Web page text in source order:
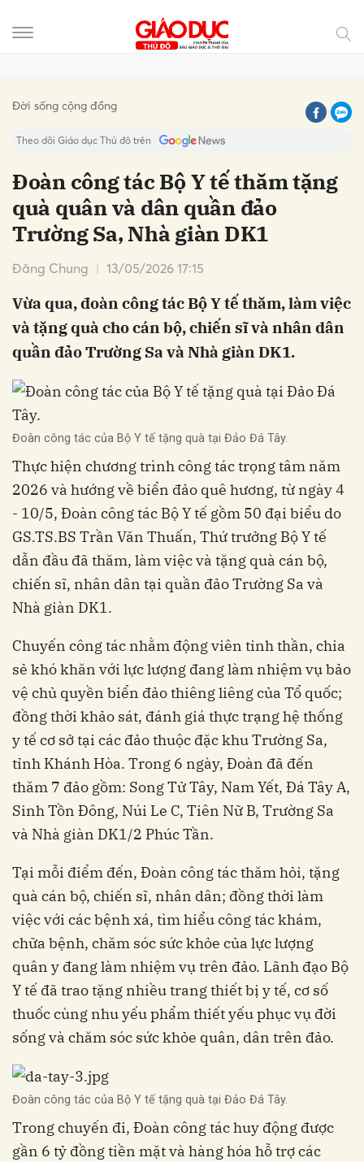
Đời sống cộng đồng
Theo dõi Giáo dục Thủ đô trên
Đoàn công tác Bộ Y tế thăm tặng
quà quân và dân quần đảo
Trường Sa, Nhà giàn DK1
Đăng Chung 13/05/2026 17:15
Vừa qua, đoàn công tác Bộ Y tế thăm, làm việc
và tặng quà cho cán bộ, chiến sĩ và nhân dân
quần đảo Trường Sa và Nhà giàn DK1.
Đoàn công tác của Bộ Y tế tặng quà tại Đảo Đá Tây.
Thực hiện chương trình công tác trọng tâm năm
2026 và hướng về biển đảo quê hương, từ ngày 4
- 10/5, Đoàn công tác Bộ Y tế gồm 50 đại biểu do
GS.TS.BS Trần Văn Thuấn, Thứ trưởng Bộ Y tế
dẫn đầu đã thăm, làm việc và tặng quà cán bộ,
chiến sĩ, nhân dân tại quần đảo Trường Sa và
Nhà giàn DK1.
Chuyến công tác nhằm động viên tinh thần, chia
sẻ khó khăn với lực lượng đang làm nhiệm vụ bảo
vệ chủ quyền biển đảo thiêng liêng của Tổ quốc;
đồng thời khảo sát, đánh giá thực trạng hệ thống
y tế cơ sở tại các đảo thuộc đặc khu Trường Sa,
tỉnh Khánh Hòa. Trong 6 ngày, Đoàn đã đến
thăm 7 đảo gồm: Song Tử Tây, Nam Yết, Đá Tây A,
Sinh Tồn Đông, Núi Le C, Tiên Nữ B, Trường Sa
và Nhà giàn DK1/2 Phúc Tần.
Tại mỗi điểm đến, Đoàn công tác thăm hỏi, tặng
quà cán bộ, chiến sĩ, nhân dân; đồng thời làm
việc với các bệnh xá, tìm hiểu công tác khám,
chữa bệnh, chăm sóc sức khỏe của lực lượng
quân y đang làm nhiệm vụ trên đảo. Lãnh đạo Bộ
Y tế đã trao tặng nhiều trang thiết bị y tế, cơ số
thuốc cùng nhu yếu phẩm thiết yếu phục vụ đời
sống và chăm sóc sức khỏe quân, dân trên đảo.
Đoàn công tác của Bộ Y tế tặng quà tại Đảo Đá Tây.
Trong chuyến đi, Đoàn công tác huy động được
gần 6 tỷ đồng tiền mặt và hàng hóa hỗ trợ các
Hủy Gửi